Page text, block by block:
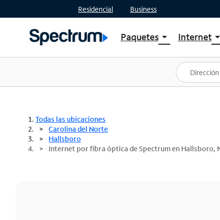
Residencial Business
Paquetesarrow_drop_down
Ver paquetes
Spectrum One
Mejores ofertas
Internetarrow_drop_down
Planes
Todas las ubicaciones
Carolina del Norte
Hallsboro
Internet por fibra óptica de Spectrum en Hallsboro,